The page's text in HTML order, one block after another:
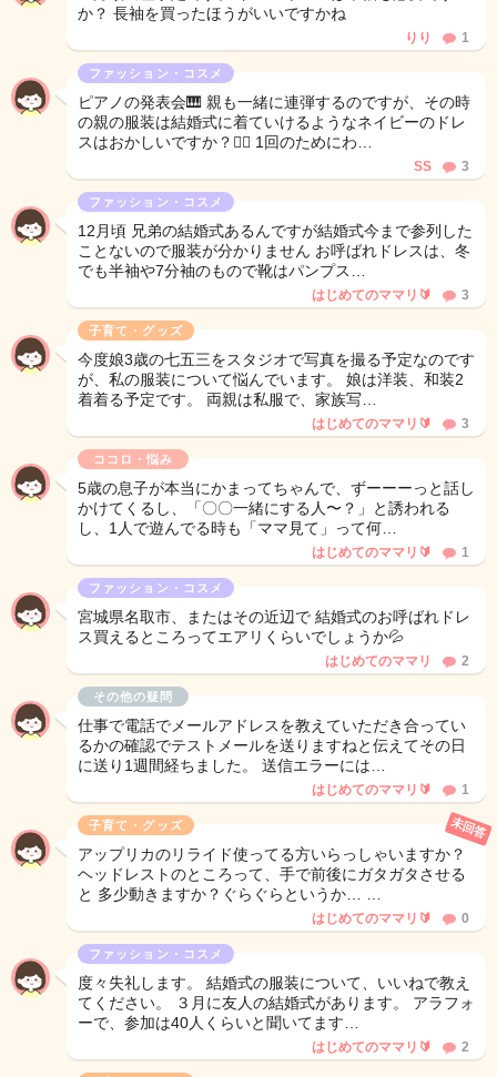
か？ 長袖を買ったほうがいいですかね
りり 1
ファッション・コスメ
ピアノの発表会🎹 親も一緒に連弾するのですが、その時
の親の服装は結婚式に着ていけるようなネイビーのドレ
スはおかしいですか？😵‍💫 1回のためにわ…
SS 3
ファッション・コスメ
12月頃 兄弟の結婚式あるんですが結婚式今まで参列した
ことないので服装が分かりません お呼ばれドレスは、冬
でも半袖や7分袖のもので靴はパンプス…
はじめてのママリ🔰 3
子育て・グッズ
今度娘3歳の七五三をスタジオで写真を撮る予定なのです
が、私の服装について悩んでいます。 娘は洋装、和装2
着着る予定です。 両親は私服で、家族写…
はじめてのママリ🔰 3
ココロ・悩み
5歳の息子が本当にかまってちゃんで、ずーーーっと話し
かけてくるし、「〇〇一緒にする人〜？」と誘われる
し、1人で遊んでる時も「ママ見て」って何…
はじめてのママリ🔰 1
ファッション・コスメ
宮城県名取市、またはその近辺で 結婚式のお呼ばれドレ
ス買えるところってエアリくらいでしょうか💦
はじめてのママリ 2
その他の疑問
仕事で電話でメールアドレスを教えていただき合ってい
るかの確認でテストメールを送りますねと伝えてその日
に送り1週間経ちました。 送信エラーには…
はじめてのママリ🔰 1
子育て・グッズ
アップリカのリライド使ってる方いらっしゃいますか？
ヘッドレストのところって、手で前後にガタガタさせる
と 多少動きますか？ぐらぐらというか… …
未回答
はじめてのママリ🔰 0
ファッション・コスメ
度々失礼します。 結婚式の服装について、いいねで教え
てください。 ３月に友人の結婚式があります。 アラフォ
ーで、参加は40人くらいと聞いてます…
はじめてのママリ🔰 2